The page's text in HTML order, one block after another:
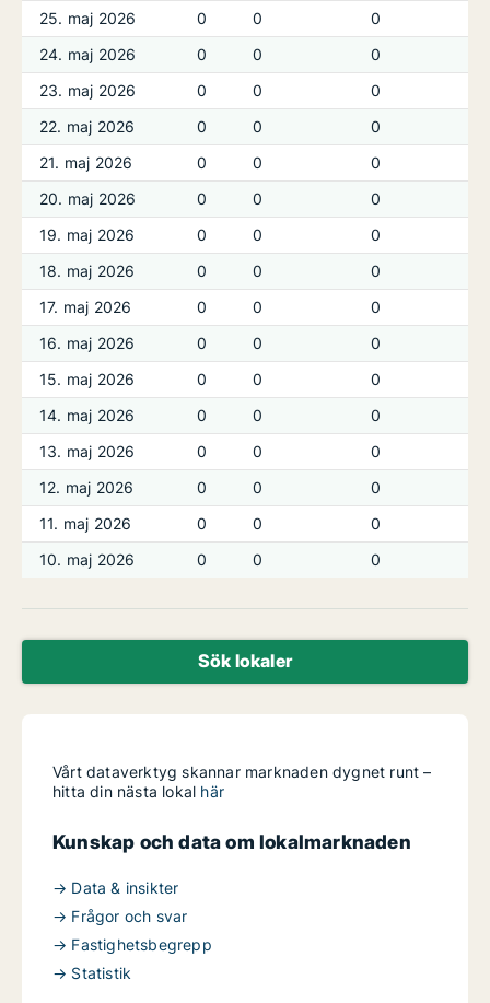
25. maj 2026
0 0
0
24. maj 2026
0 0
0
23. maj 2026
0 0
0
22. maj 2026
0 0
0
21. maj 2026
0 0
0
20. maj 2026
0 0
0
19. maj 2026
0 0
0
18. maj 2026
0 0
0
17. maj 2026
0 0
0
16. maj 2026
0 0
0
15. maj 2026
0 0
0
14. maj 2026
0 0
0
13. maj 2026
0 0
0
12. maj 2026
0 0
0
11. maj 2026
0 0
0
10. maj 2026
0 0 0
Sök lokaler
Vårt dataverktyg skannar marknaden dygnet runt –
hitta din nästa lokal här
Kunskap och data om lokalmarknaden
→ Data & insikter
→ Frågor och svar
→ Fastighetsbegrepp
→ Statistik